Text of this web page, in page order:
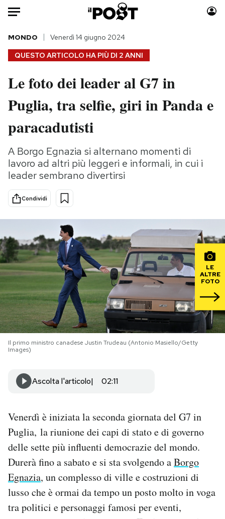
Auto
HOME
Italia
Politica
Tecnologia
Scienza
Sport
Moda
Consumismi
Media
PODCAST
NEWSLETTER
I MIEI PREFERITI
SHOP
CALENDARIO
Area Personale
Newsletter
Notifiche mobile
Hai bisogno di aiuto?
Esci
QUESTO ARTICOLO HA PIÙ DI 2 ANNI
MONDO Venerdì 14 giugno 2024
Le foto dei leader al G7 in
Puglia, tra selfie, giri in Panda e
paracadutisti
A Borgo Egnazia si alternano momenti di
lavoro ad altri più leggeri e informali, in cui i
leader sembrano divertirsi
Condividi
LE
ALTRE
FOTO
Il primo ministro canadese Justin Trudeau (Antonio Masiello/Getty
Images)
Ascolta l'articolo 02:11
Venerdì è iniziata la seconda giornata del G7 in
Puglia, la riunione dei capi di stato e di governo
delle sette più influenti democrazie del mondo.
Durerà fino a sabato e si sta svolgendo aBorgo
Egnazia, un complesso di ville e costruzioni di
lusso che è ormai da tempo un posto molto in voga
tra politici e personaggi famosi per eventi,